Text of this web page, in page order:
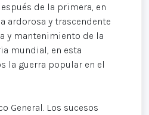
de la primera, en
ardorosa y trascendente
y mantenimiento de la
mundial, en esta
la guerra popular en el
General. Los sucesos